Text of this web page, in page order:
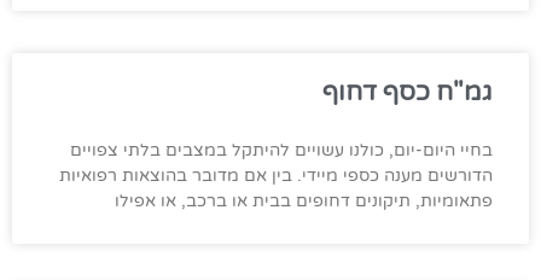
גמ"ח כסף דחוף
בחיי היום-יום, כולנו עשויים להיתקל במצבים בלתי צפויים
הדורשים מענה כספי מיידי. בין אם מדובר בהוצאות רפואיות
פתאומיות, תיקונים דחופים בבית או ברכב, או אפילו